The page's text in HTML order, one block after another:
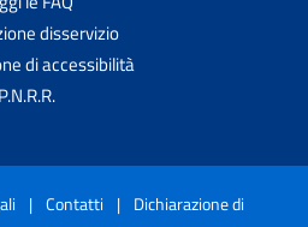
disservizio
di accessibilità
P.N.R.R.
| Contatti | Dichiarazione di